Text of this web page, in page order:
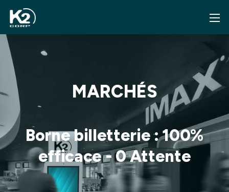
MARCHÉS
Borne billetterie : 100%
efficace - 0 Attente